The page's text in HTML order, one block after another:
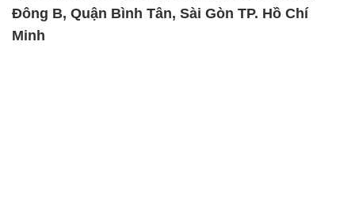
Đông B, Quận Bình Tân, Sài Gòn TP. Hồ Chí
Minh